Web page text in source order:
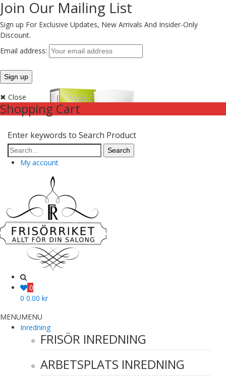
Join Our Mailing List
Sign up For Exclusive Updates, New Arrivals And Insider-Only
Discount.
Email address:
✖ Close
Shopping Cart
Enter keywords to Search Product
My account
0
0 0.00 kr
MENUMENU
Inredning
FRISÖR INREDNING
ARBETSPLATS INREDNING